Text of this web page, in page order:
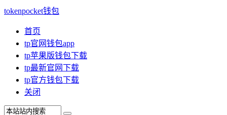
tokenpocket钱包
首页
tp官网钱包app
tp苹果版钱包下载
tp最新官网下载
tp官方钱包下载
关闭